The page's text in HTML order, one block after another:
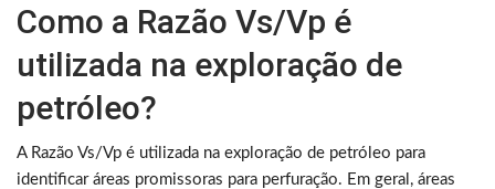
Como a Razão Vs/Vp é
utilizada na exploração de
petróleo?
A Razão Vs/Vp é utilizada na exploração de petróleo para
identificar áreas promissoras para perfuração. Em geral, áreas